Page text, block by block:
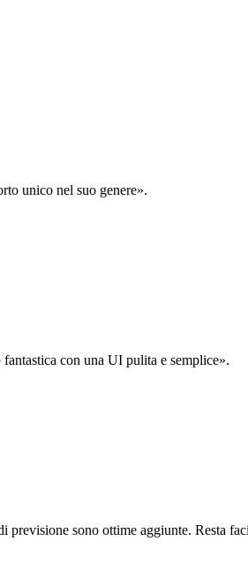
unico nel suo genere».
con una UI pulita e semplice».
sono ottime aggiunte. Resta